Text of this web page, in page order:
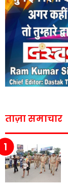
ताज़ा समाचार